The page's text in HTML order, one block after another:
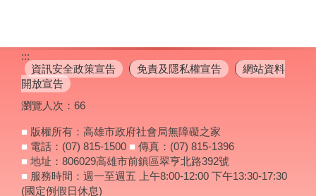
:::
資訊安全政策宣告
免責及隱私權宣告
網站資料
開放宣告
瀏覽人次： 66
■ 版權所有：高雄市政府社會局無障礙之家
■ 電話：(07) 815-1500 ■ 傳真：(07) 815-1396
■ 地址：806029高雄市前鎮區翠亨北路392號
■ 服務時間：週一至週五 上午8:00-12:00 下午13:30-17:30
(國定例假日休息)